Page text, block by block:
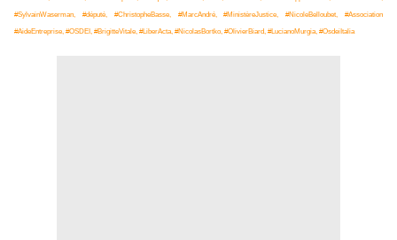
#SylvainWaserman, #député, #ChristopheBasse, #MarcAndré, #MinistèreJustice, #NicoleBelloubet, #Association
#AideEntreprise, #OSDEI, #BrigitteVitale, #LiberActa, #NicolasBortko, #OlivierBiard, #LucianoMurgia, #OsdeiItalia